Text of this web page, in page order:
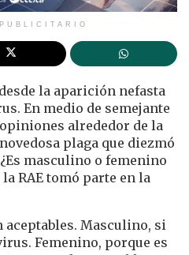
la aparición nefasta
En medio de semejante
alrededor de la
plaga que diezmó
masculino o femenino
RAE tomó parte en la
aceptables. Masculino, si
Femenino, porque es